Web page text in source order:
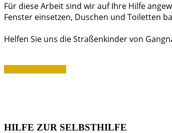
Für diese Arbeit sind wir auf Ihre Hilfe
Fenster einsetzen, Duschen und Toiletten
Helfen Sie uns die Straßenkinder von
HILFE ZUR SELBSTHILFE